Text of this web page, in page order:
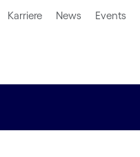
Karriere News Events